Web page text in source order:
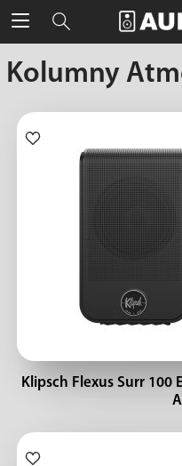
Kolumny
Klipsch Flexus Surr